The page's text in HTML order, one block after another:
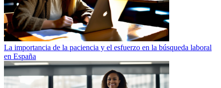
La importancia de la paciencia y el esfuerzo en la búsqueda laboral
en España